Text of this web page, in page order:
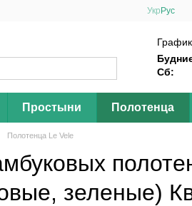
Укр Рус
Сб:
Простыни Полотенца
Полотенца Le Vele
зеленые)